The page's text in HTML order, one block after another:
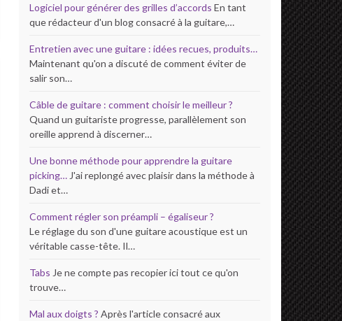
Logiciel pour générer des grilles d’accords En tant
que rédacteur d'un blog consacré à la guitare,…
Entretien avec une guitare : idées recues, produits…
Maintenant qu'on a discuté de comment éviter de
salir son…
Câble de guitare : comment choisir le meilleur ?
Quand un guitariste progresse, parallèlement son
oreille apprend à discerner…
Une bonne méthode pour apprendre la guitare
picking… J'ai replongé avec plaisir dans la méthode à
Dadi et…
Comment régler son préampli – égaliseur ?
Le réglage du son d'une guitare acoustique est un
véritable casse-tête. Il…
Tabs Je ne compte pas recopier ici tout ce qu'on
trouve…
Mal aux doigts ? Après l'article consacré aux